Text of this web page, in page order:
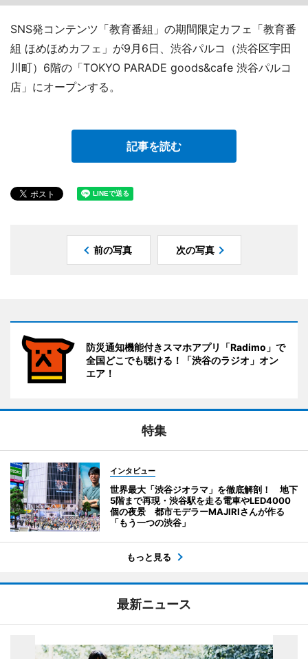
SNS発コンテンツ「教育番組」の期間限定カフェ「教育番
組 ほめほめカフェ」が9月6日、渋谷パルコ（渋谷区宇田
川町）6階の「TOKYO PARADE goods&cafe 渋谷パルコ
店」にオープンする。
記事を読む
前の写真 次の写真
防災通知機能付きスマホアプリ「Radimo」で
全国どこでも聴ける！「渋谷のラジオ」オン
エア！
特集
インタビュー
世界最大「渋谷ジオラマ」を徹底解剖！ 地下
5階まで再現・渋谷駅を走る電車やLED4000
個の夜景 都市モデラーMAJIRIさんが作る
「もう一つの渋谷」
もっと見る
最新ニュース